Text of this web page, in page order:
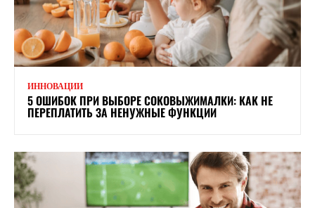
ИННОВАЦИИ
5 ОШИБОК ПРИ ВЫБОРЕ СОКОВЫЖИМАЛКИ: КАК НЕ
ПЕРЕПЛАТИТЬ ЗА НЕНУЖНЫЕ ФУНКЦИИ